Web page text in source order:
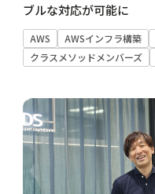
ブルな対応が可能に
AWS AWSインフラ構築
クラスメソッドメンバーズ